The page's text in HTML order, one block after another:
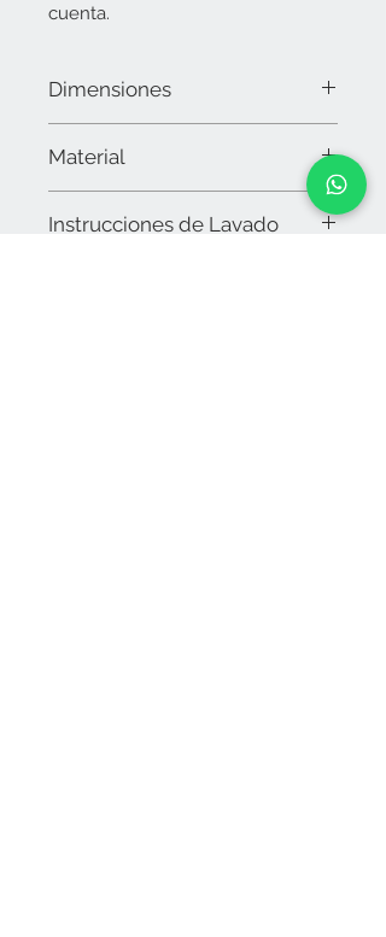
cuenta.
Dimensiones
Ancho: 27 cms
Nota: Al ser tejidas artesanalmente las
medidas pueden variar levemente
Material
Instrucciones de Lavado